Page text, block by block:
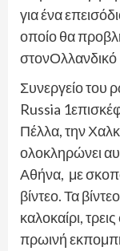
για ένα
οποίο θα
Συνεργείο του
Russia
Πέλλα, την
ολοκληρώνει
Αθήνα, με
βίντεο. Τα
καλοκαίρι,
πρωινή